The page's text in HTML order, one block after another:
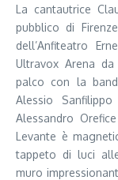
La cantautrice
pubblico di
dell’Anfiteatro
Ultravox Arena
palco con la
Alessio
Alessandro
Levante è
tappeto di luci
muro